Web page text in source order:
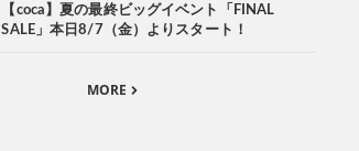
【coca】夏の最終ビッグイベント「FINAL
SALE」本日8/7（金）よりスタート！
MORE